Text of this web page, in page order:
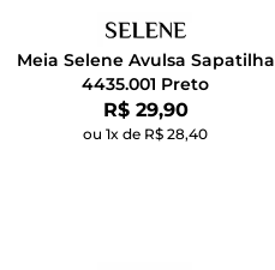
Meia Selene Avulsa Sapatilha
4435.001 Preto
Por:
R$ 29,90
ou 1x de R$ 28,40